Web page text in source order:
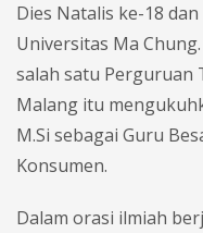
Dies Natalis ke-18
Universitas Ma
salah satu Perguruan
Malang itu
M.Si sebagai Guru
Konsumen.
Dalam orasi ilmiah